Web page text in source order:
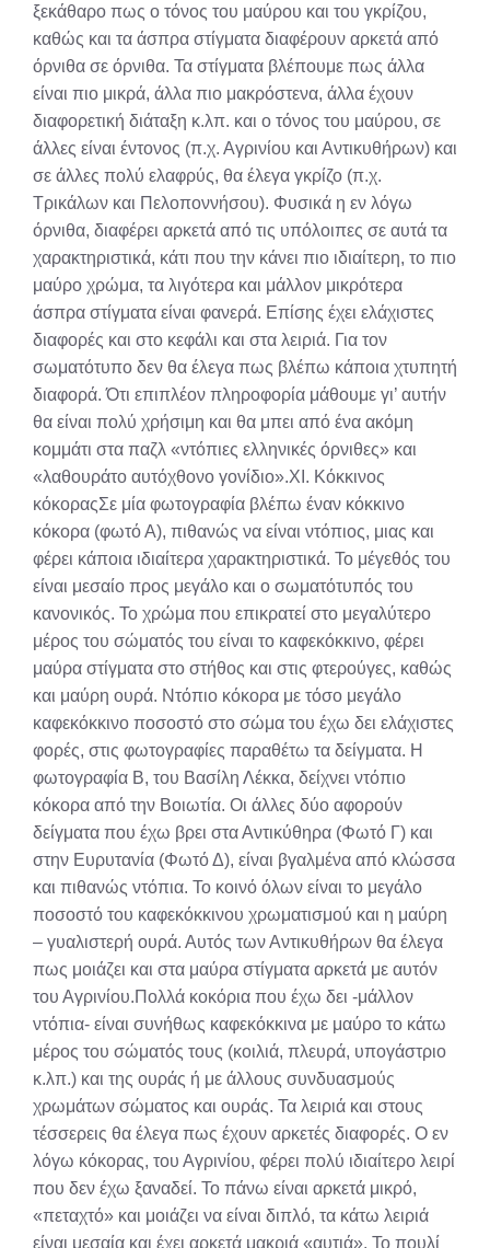
ξεκάθαρο πως ο τόνος του μαύρου και του γκρίζου,
καθώς και τα άσπρα στίγματα διαφέρουν αρκετά από
όρνιθα σε όρνιθα. Τα στίγματα βλέπουμε πως άλλα
είναι πιο μικρά, άλλα πιο μακρόστενα, άλλα έχουν
διαφορετική διάταξη κ.λπ. και ο τόνος του μαύρου, σε
άλλες είναι έντονος (π.χ. Αγρινίου και Αντικυθήρων) και
σε άλλες πολύ ελαφρύς, θα έλεγα γκρίζο (π.χ.
Τρικάλων και Πελοποννήσου). Φυσικά η εν λόγω
όρνιθα, διαφέρει αρκετά από τις υπόλοιπες σε αυτά τα
χαρακτηριστικά, κάτι που την κάνει πιο ιδιαίτερη, το πιο
μαύρο χρώμα, τα λιγότερα και μάλλον μικρότερα
άσπρα στίγματα είναι φανερά. Επίσης έχει ελάχιστες
διαφορές και στο κεφάλι και στα λειριά. Για τον
σωματότυπο δεν θα έλεγα πως βλέπω κάποια χτυπητή
διαφορά. Ότι επιπλέον πληροφορία μάθουμε γι’ αυτήν
θα είναι πολύ χρήσιμη και θα μπει από ένα ακόμη
κομμάτι στα παζλ «ντόπιες ελληνικές όρνιθες» και
«λαθουράτο αυτόχθονο γονίδιο».XI. Κόκκινος
κόκοραςΣε μία φωτογραφία βλέπω έναν κόκκινο
κόκορα (φωτό Α), πιθανώς να είναι ντόπιος, μιας και
φέρει κάποια ιδιαίτερα χαρακτηριστικά. Το μέγεθός του
είναι μεσαίο προς μεγάλο και ο σωματότυπός του
κανονικός. Το χρώμα που επικρατεί στο μεγαλύτερο
μέρος του σώματός του είναι το καφεκόκκινο, φέρει
μαύρα στίγματα στο στήθος και στις φτερούγες, καθώς
και μαύρη ουρά. Ντόπιο κόκορα με τόσο μεγάλο
καφεκόκκινο ποσοστό στο σώμα του έχω δει ελάχιστες
φορές, στις φωτογραφίες παραθέτω τα δείγματα. Η
φωτογραφία Β, του Βασίλη Λέκκα, δείχνει ντόπιο
κόκορα από την Βοιωτία. Οι άλλες δύο αφορούν
δείγματα που έχω βρει στα Αντικύθηρα (Φωτό Γ) και
στην Ευρυτανία (Φωτό Δ), είναι βγαλμένα από κλώσσα
και πιθανώς ντόπια. Το κοινό όλων είναι το μεγάλο
ποσοστό του καφεκόκκινου χρωματισμού και η μαύρη
– γυαλιστερή ουρά. Αυτός των Αντικυθήρων θα έλεγα
πως μοιάζει και στα μαύρα στίγματα αρκετά με αυτόν
του Αγρινίου.Πολλά κοκόρια που έχω δει -μάλλον
ντόπια- είναι συνήθως καφεκόκκινα με μαύρο το κάτω
μέρος του σώματός τους (κοιλιά, πλευρά, υπογάστριο
κ.λπ.) και της ουράς ή με άλλους συνδυασμούς
χρωμάτων σώματος και ουράς. Τα λειριά και στους
τέσσερεις θα έλεγα πως έχουν αρκετές διαφορές. Ο εν
λόγω κόκορας, του Αγρινίου, φέρει πολύ ιδιαίτερο λειρί
που δεν έχω ξαναδεί. Το πάνω είναι αρκετά μικρό,
«πεταχτό» και μοιάζει να είναι διπλό, τα κάτω λειριά
είναι μεσαία και έχει αρκετά μακριά «αυτιά». Το πουλί